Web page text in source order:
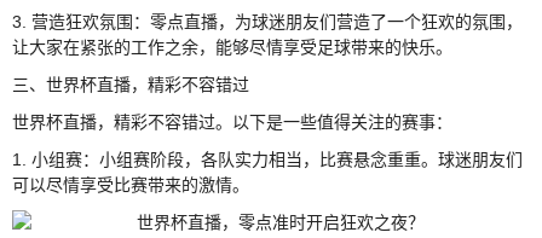
3. 营造狂欢氛围：零点直播，为球迷朋友们营造了一个狂欢的氛围，
让大家在紧张的工作之余，能够尽情享受足球带来的快乐。
三、世界杯直播，精彩不容错过
世界杯直播，精彩不容错过。以下是一些值得关注的赛事：
1. 小组赛：小组赛阶段，各队实力相当，比赛悬念重重。球迷朋友们
可以尽情享受比赛带来的激情。